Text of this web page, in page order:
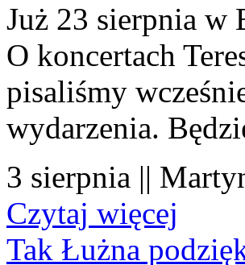
Już 23 sierpnia w
O koncertach
pisaliśmy
wydarzenia.
3 sierpnia ||
Czytaj więcej
Tak Łużna